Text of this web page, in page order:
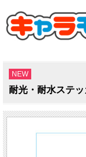
NEW
耐光・耐水ステッ